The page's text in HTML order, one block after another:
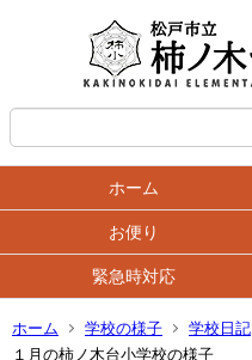
ホーム
お便り
緊急時対応
ホーム 学校の様子 学校日記
１月の柿ノ木台小学校の様子